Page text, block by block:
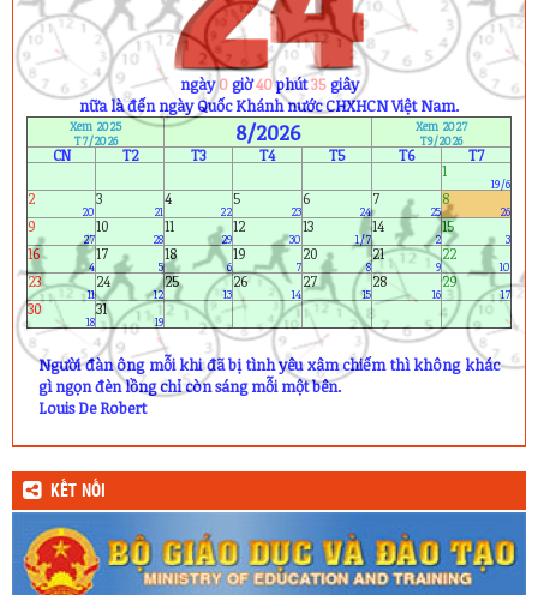
1) Phạm Dạ Thảo (11A4)
2) Kiều Thị Xuân Thư (12A2)
3) Ngô Xuân Khoa (12A8)
4) Phạm Trung Nguyên (12A10)
ngày0giờ40phút34giây
nữa là đến ngày Quốc Khánh nước CHXHCN Việt Nam.
Xem 2025
T7/2026
8/2026
Xem 2027
T9/2026
CN T2 T3 T4 T5 T6
T7
1
19/6
2
20
3
21
4
22
5
23
6
24
7
25
8
26
9
27
10
28
11
29
12
30
13
1/7
14
2
15
3
16
4
17
5
18
6
19
7
20
8
21
9
22
10
23
11
24
12
25
13
26
14
27
15
28
16
29
17
30
18
31
19
Người đàn ông mỗi khi đã bị tình yêu xâm chiếm thì không khác
gì ngọn đèn lồng chỉ còn sáng mỗi một bên.
Louis De Robert
KẾT NỐI